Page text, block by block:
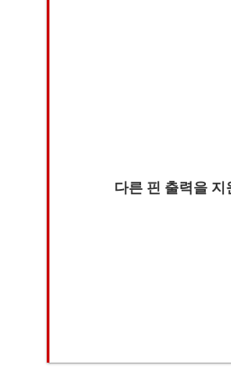
다른 핀 출력을